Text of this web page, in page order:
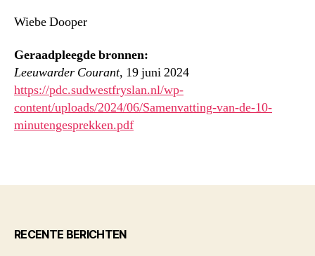
Wiebe Dooper
Geraadpleegde bronnen:
Leeuwarder Courant, 19 juni 2024
https://pdc.sudwestfryslan.nl/wp-
content/uploads/2024/06/Samenvatting-van-de-10-
minutengesprekken.pdf
RECENTE BERICHTEN